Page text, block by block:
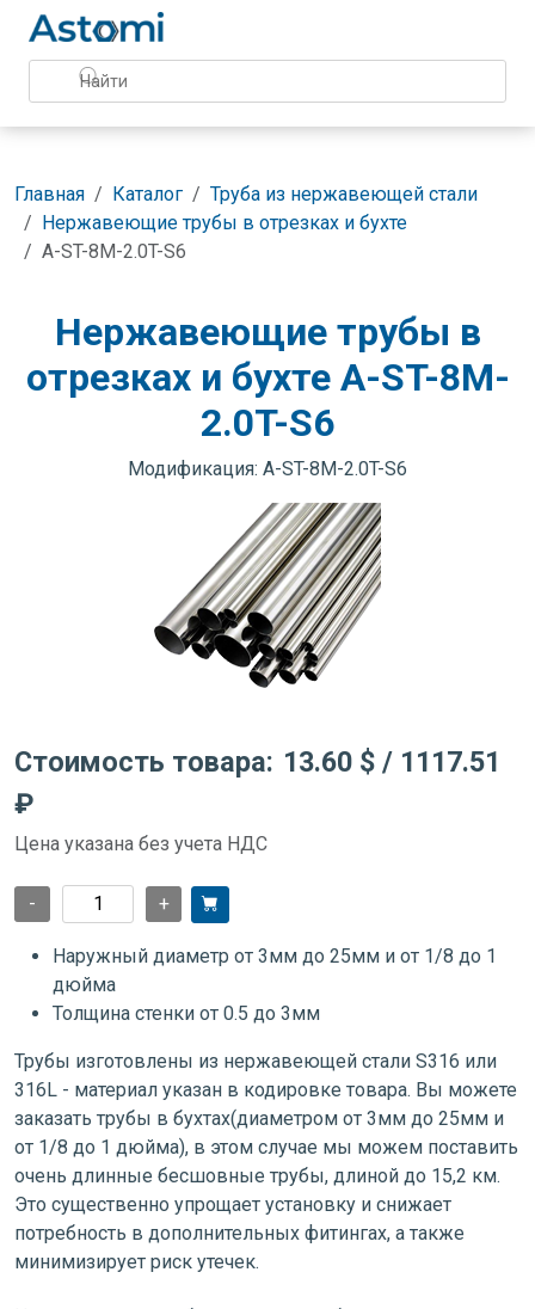
Главная Каталог
Труба из нержавеющей стали
Нержавеющие трубы в отрезках и бухте
A-ST-8M-2.0T-S6
Нержавеющие трубы в
отрезках и бухте A-ST-8M-
2.0T-S6
Модификация: A-ST-8M-2.0T-S6
Стоимость товара: 13.60 $ / 1117.51
₽
Цена указана без учета НДС
- +
Наружный диаметр от 3мм до 25мм и от 1/8 до 1
дюйма
Толщина стенки от 0.5 до 3мм
Трубы изготовлены из нержавеющей стали S316 или
316L - материал указан в кодировке товара. Вы можете
заказать трубы в бухтах(диаметром от 3мм до 25мм и
от 1/8 до 1 дюйма), в этом случае мы можем поставить
очень длинные бесшовные трубы, длиной до 15,2 км.
Это существенно упрощает установку и снижает
потребность в дополнительных фитингах, а также
минимизирует риск утечек.